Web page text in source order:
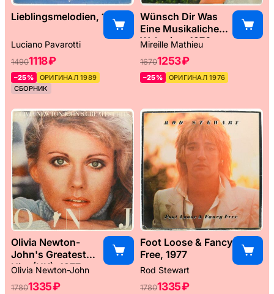
Lieblingsmelodien, 1989
Luciano Pavarotti
14901118 ₽
–25%
ОРИГИНАЛ 1989
СБОРНИК
Wünsch Dir Was
Eine Musikaliche
Weltreise, 1976
Mireille Mathieu
16701253 ₽
–25% ОРИГИНАЛ 1976
Olivia Newton-
John's Greatest
Hits (UK), 1977
Olivia Newton-John
17801335 ₽
Foot Loose & Fancy
Free, 1977
Rod Stewart
17801335 ₽